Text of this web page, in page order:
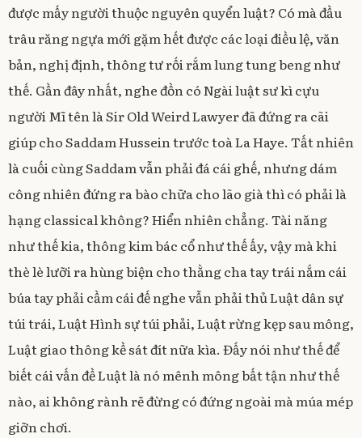
được mấy người thuộc nguyên quyển luật? Có mà đầu
trâu răng ngựa mới gặm hết được các loại điều lệ, văn
bản, nghị định, thông tư rối rắm lung tung beng như
thế. Gần đây nhất, nghe đồn có Ngài luật sư kì cựu
người Mĩ tên là Sir Old Weird Lawyer đã đứng ra cãi
giúp cho Saddam Hussein trước toà La Haye. Tất nhiên
là cuối cùng Saddam vẫn phải đá cái ghế, nhưng dám
công nhiên đứng ra bào chữa cho lão già thì có phải là
hạng classical không? Hiển nhiên chẳng. Tài năng
như thế kia, thông kim bác cổ như thế ấy, vậy mà khi
thè lè lưỡi ra hùng biện cho thằng cha tay trái nắm cái
búa tay phải cầm cái đế nghe vẫn phải thủ Luật dân sự
túi trái, Luật Hình sự túi phải, Luật rừng kẹp sau mông,
Luật giao thông kề sát đít nữa kìa. Đấy nói như thế để
biết cái vấn đề Luật là nó mênh mông bất tận như thế
nào, ai không rành rẽ đừng có đứng ngoài mà múa mép
giỡn chơi.